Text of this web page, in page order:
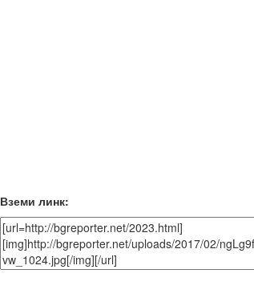
Вземи линк: